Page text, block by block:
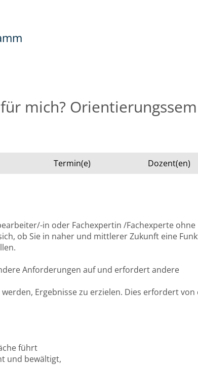
mich?
Termin(e) Dozent(en)
in oder Fachexpertin /Fachexperte ohne
ob Sie in naher und mittlerer Zukunft eine
Anforderungen auf und erfordert andere
Ergebnisse zu erzielen. Dies erfordert von
führt
und bewältigt,